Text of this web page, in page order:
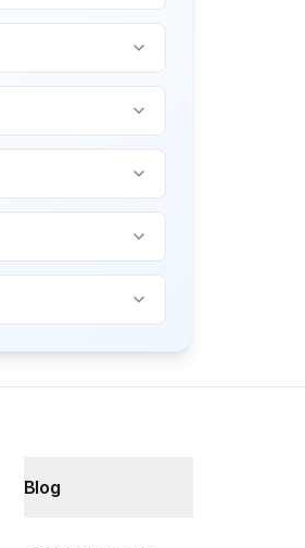
Blog